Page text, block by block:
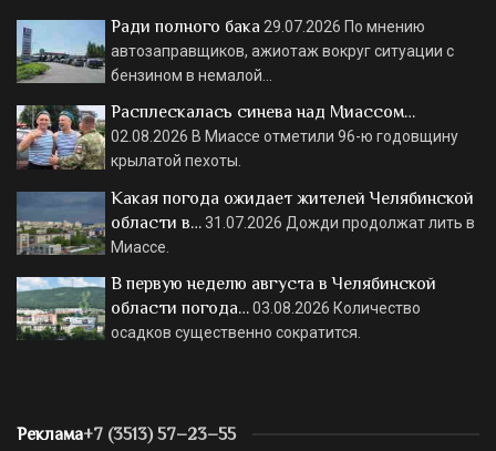
Ради полного бака 29.07.2026 По мнению
автозаправщиков, ажиотаж вокруг ситуации с
бензином в немалой…
Расплескалась синева над Миассом…
02.08.2026 В Миассе отметили 96-ю годовщину
крылатой пехоты.
Какая погода ожидает жителей Челябинской
области в…31.07.2026 Дожди продолжат лить в
Миассе.
В первую неделю августа в Челябинской
области погода…03.08.2026 Количество
осадков существенно сократится.
Реклама+7 (3513) 57–23–55